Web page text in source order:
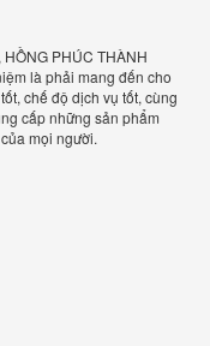
PHÚC THÀNH
là phải mang đến cho
chế độ dịch vụ tốt, cùng
cấp những sản phẩm
mọi người.